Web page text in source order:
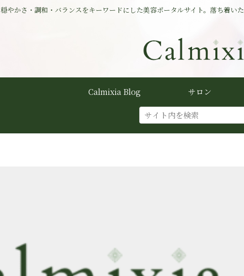
穏やかさ・調和・バランスをキーワードにした美容ポータルサイト。落ち着い
Calmixia Blog サロン